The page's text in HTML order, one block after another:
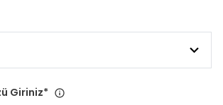
Giriniz*